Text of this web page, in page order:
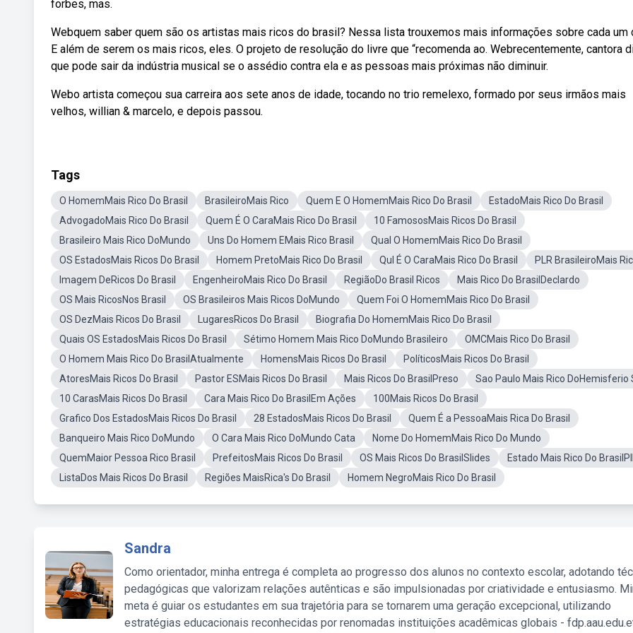
forbes, mas.
Webquem saber quem são os artistas mais ricos do brasil? Nessa lista trouxemos mais informações sobre cada um
E além de serem os mais ricos, eles. O projeto de resolução do livre que “recomenda ao. Webrecentemente, cantora
que pode sair da indústria musical se o assédio contra ela e as pessoas mais próximas não diminuir.
Webo artista começou sua carreira aos sete anos de idade, tocando no trio remelexo, formado por seus irmãos mais
velhos, willian & marcelo, e depois passou.
Tags
O HomemMais Rico Do Brasil BrasileiroMais Rico Quem E O HomemMais Rico Do Brasil
EstadoMais Rico Do Brasil
AdvogadoMais Rico Do Brasil
Quem É O CaraMais Rico Do Brasil
10 FamososMais Ricos Do Brasil
Brasileiro Mais Rico DoMundo
Uns Do Homem EMais Rico Brasil
Qual O HomemMais Rico Do Brasil
OS EstadosMais Ricos Do Brasil
Homem PretoMais Rico Do Brasil Qul É O CaraMais Rico Do Brasil
PLR BrasileiroMais
Imagem DeRicos Do Brasil
EngenheiroMais Rico Do Brasil RegiãoDo Brasil Ricos
Mais Rico Do BrasilDeclardo
OS Mais RicosNos Brasil
OS Brasileiros Mais Ricos DoMundo
Quem Foi O HomemMais Rico Do Brasil
OS DezMais Ricos Do Brasil
LugaresRicos Do Brasil
Biografia Do HomemMais Rico Do Brasil
Quais OS EstadosMais Ricos Do Brasil
Sétimo Homem Mais Rico DoMundo Brasileiro
OMCMais Rico Do Brasil
O Homem Mais Rico Do BrasilAtualmente
HomensMais Ricos Do Brasil
PolíticosMais Ricos Do Brasil
AtoresMais Ricos Do Brasil
Pastor ESMais Ricos Do Brasil Mais Ricos Do BrasilPreso
Sao Paulo Mais Rico DoHemisferio
10 CarasMais Ricos Do Brasil
Cara Mais Rico Do BrasilEm Ações
100Mais Ricos Do Brasil
Grafico Dos EstadosMais Ricos Do Brasil
28 EstadosMais Ricos Do Brasil
Quem É a PessoaMais Rica Do Brasil
Banqueiro Mais Rico DoMundo
O Cara Mais Rico DoMundo Cata
Nome Do HomemMais Rico Do Mundo
QuemMaior Pessoa Rico Brasil
PrefeitosMais Ricos Do Brasil OS Mais Ricos Do BrasilSlides
Estado Mais Rico Do
ListaDos Mais Ricos Do Brasil
Regiões MaisRica's Do Brasil Homem NegroMais Rico Do Brasil
Sandra
Como orientador, minha entrega é completa ao progresso dos alunos no contexto escolar, adotando
pedagógicas que valorizam relações autênticas e são impulsionadas por criatividade e entusiasmo.
meta é guiar os estudantes em sua trajetória para se tornarem uma geração excepcional, utilizando
estratégias educacionais reconhecidas por renomadas instituições acadêmicas globais -